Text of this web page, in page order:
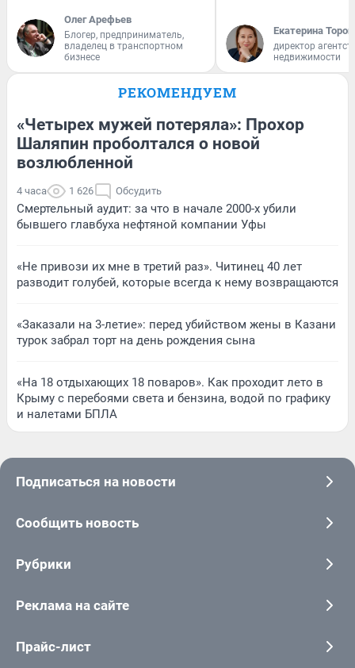
Олег Арефьев
Блогер, предприниматель,
владелец в транспортном
бизнесе
Екатерина
директор
недвижимости
РЕКОМЕНДУЕМ
«Четырех мужей потеряла»: Прохор
Шаляпин проболтался о новой
возлюбленной
4 часа 1 626 Обсудить
Смертельный аудит: за что в начале 2000-х убили
бывшего главбуха нефтяной компании Уфы
«Не привози их мне в третий раз». Читинец 40 лет
разводит голубей, которые всегда к нему возвращаются
«Заказали на 3-летие»: перед убийством жены в Казани
турок забрал торт на день рождения сына
«На 18 отдыхающих 18 поваров». Как проходит лето в
Крыму с перебоями света и бензина, водой по графику
и налетами БПЛА
Подписаться на новости
Сообщить новость
Рубрики
Реклама на сайте
Прайс-лист